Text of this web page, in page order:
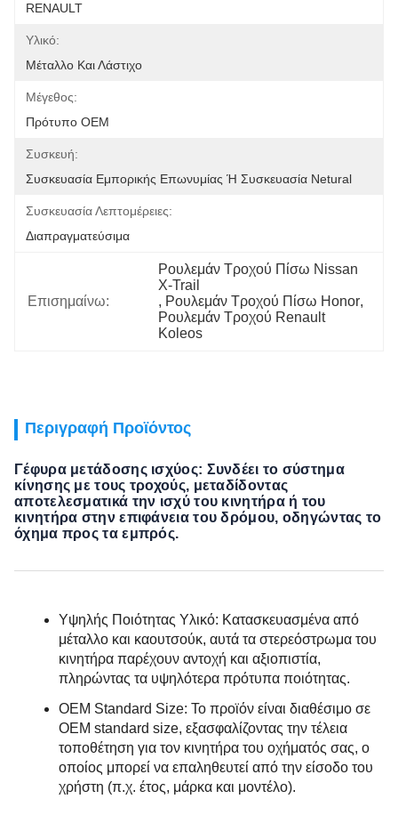
RENAULT
Υλικό:
Μέταλλο Και Λάστιχο
Μέγεθος:
Πρότυπο OEM
Συσκευή:
Συσκευασία Εμπορικής Επωνυμίας Ή Συσκευασία Netural
Συσκευασία Λεπτομέρειες:
Διαπραγματεύσιμα
Επισημαίνω:
Ρουλεμάν Τροχού Πίσω Nissan
X-Trail
, Ρουλεμάν Τροχού Πίσω Honor,
Ρουλεμάν Τροχού Renault
Koleos
Περιγραφή Προϊόντος
Γέφυρα μετάδοσης ισχύος: Συνδέει το σύστημα
κίνησης με τους τροχούς, μεταδίδοντας
αποτελεσματικά την ισχύ του κινητήρα ή του
κινητήρα στην επιφάνεια του δρόμου, οδηγώντας το
όχημα προς τα εμπρός.
Υψηλής Ποιότητας Υλικό: Κατασκευασμένα από
μέταλλο και καουτσούκ, αυτά τα στερεόστρωμα του
κινητήρα παρέχουν αντοχή και αξιοπιστία,
πληρώντας τα υψηλότερα πρότυπα ποιότητας.
OEM Standard Size: Το προϊόν είναι διαθέσιμο σε
OEM standard size, εξασφαλίζοντας την τέλεια
τοποθέτηση για τον κινητήρα του οχήματός σας, ο
οποίος μπορεί να επαληθευτεί από την είσοδο του
χρήστη (π.χ. έτος, μάρκα και μοντέλο).